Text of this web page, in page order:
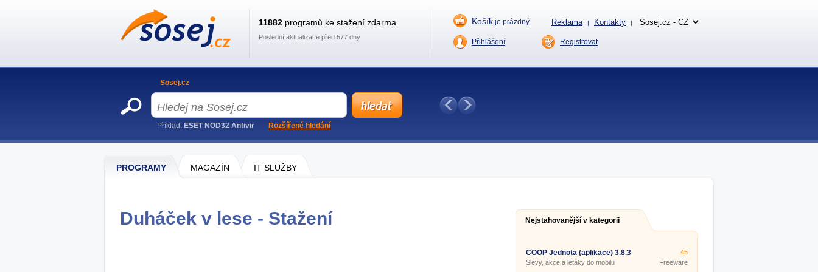
PROGRAMY MAGAZÍN IT SLUŽBY
Duháček v lese - Stažení Nejstahovanější v kategorii
COOP Jednota (aplikace) 3.8.3
Slevy, akce a letáky do mobilu
45
Freeware
11882 programů ke stažení zdarma
Poslední aktualizace před 577 dny
Košík je prázdný Reklama | Kontakty |
Přihlášení Registrovat
Sosej.cz
Příklad: ESET NOD32 Antivir Rozšířené hledání